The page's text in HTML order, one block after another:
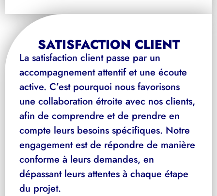
SATISFACTION CLIENT
La satisfaction client passe par un
accompagnement attentif et une écoute
active. C’est pourquoi nous favorisons
une collaboration étroite avec nos clients,
afin de comprendre et de prendre en
compte leurs besoins spécifiques. Notre
engagement est de répondre de manière
conforme à leurs demandes, en
dépassant leurs attentes à chaque étape
du projet.